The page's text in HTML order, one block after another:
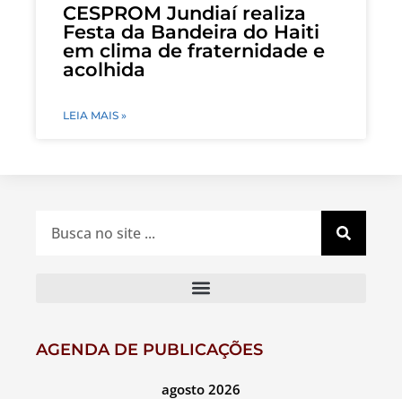
CESPROM Jundiaí realiza
Festa da Bandeira do Haiti
em clima de fraternidade e
acolhida
LEIA MAIS »
AGENDA DE PUBLICAÇÕES
agosto 2026